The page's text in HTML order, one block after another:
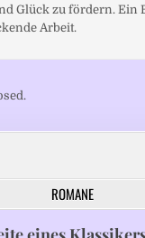
Glück zu fördern. Ein
Arbeit.
ROMANE